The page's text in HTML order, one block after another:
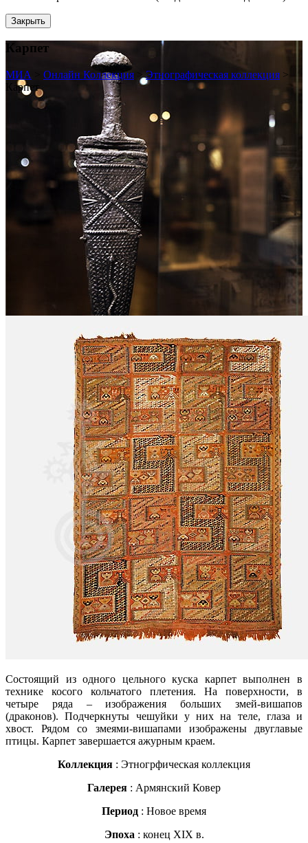
Закрыть
Карпет
МИА Онлайн Коллекция >Этнографическая коллекция >
Карпет
Состоящий из одного цельного куска карпет выполнен в
технике косого кольчатого плетения. На поверхности, в
четыре ряда – изображения больших змей-вишапов
(драконов). Подчеркнуты чешуйки у них на теле, глаза и
хвост. Рядом со змеями-вишапами изображены двуглавые
птицы. Карпет завершается ажурным краем.
Коллекция : Этногрфическая коллекция
Галерея : Армянский Ковер
Период : Новое время
Эпоха : конец XIX в.